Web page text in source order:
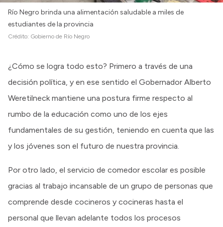
Río Negro brinda una alimentación saludable a miles de
estudiantes de la provincia
Crédito: Gobierno de Río Negro
¿Cómo se logra todo esto? Primero a través de una
decisión política, y en ese sentido el Gobernador Alberto
Weretilneck mantiene una postura firme respecto al
rumbo de la educación como uno de los ejes
fundamentales de su gestión, teniendo en cuenta que las
y los jóvenes son el futuro de nuestra provincia.
Por otro lado, el servicio de comedor escolar es posible
gracias al trabajo incansable de un grupo de personas que
comprende desde cocineros y cocineras hasta el
personal que llevan adelante todos los procesos